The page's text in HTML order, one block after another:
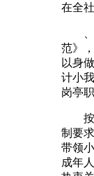
在全
、《
范》
以身
计小
岗亭职
按照
制要
带领
成年